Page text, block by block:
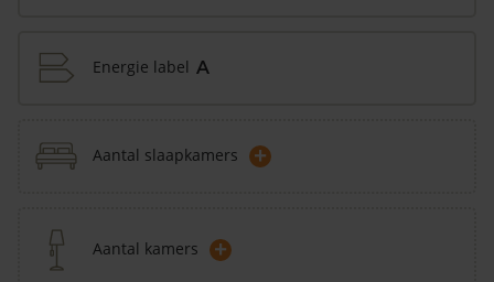
Energie label A
Aantal slaapkamers +
Aantal kamers +